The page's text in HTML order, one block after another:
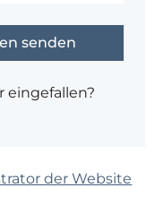
eingefallen?
der Website